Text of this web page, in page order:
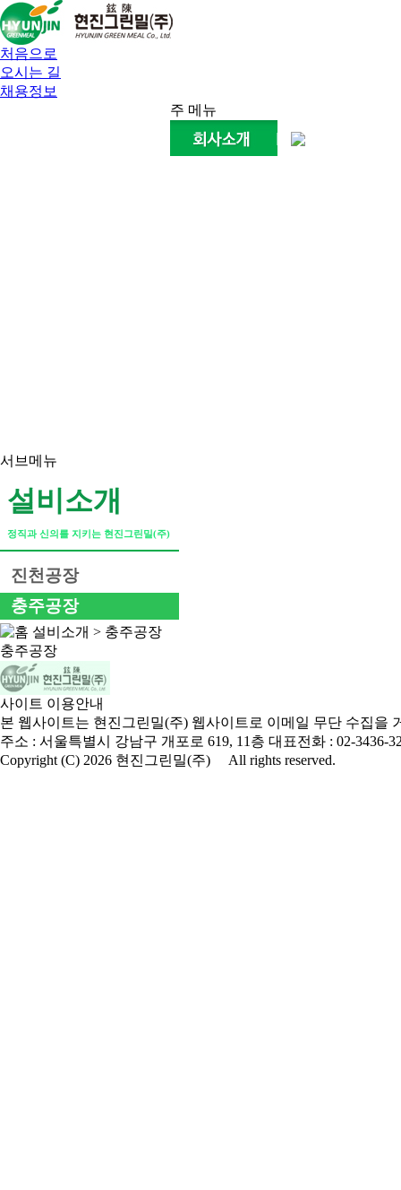
처음으로
오시는 길
채용정보
주 메뉴
서브메뉴
설비소개
정직과 신의를 지키는 현진그린밀(주)
진천공장
충주공장
설비소개 > 충주공장
충주공장
사이트 이용안내
본 웹사이트는 현진그린밀(주) 웹사이트로 이메일 무단 수집을
주소 : 서울특별시 강남구 개포로 619, 11층 대표전화 : 02-3436-
Copyright (C) 2026 현진그린밀(주) All rights reserved.